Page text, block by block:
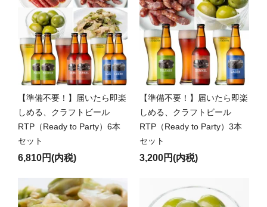
【準備不要！】届いたら即楽
しめる、クラフトビール
RTP（Ready to Party）6本
セット
6,810円(内税)
【準備不要！】届いたら即楽
しめる、クラフトビール
RTP（Ready to Party）3本
セット
3,200円(内税)